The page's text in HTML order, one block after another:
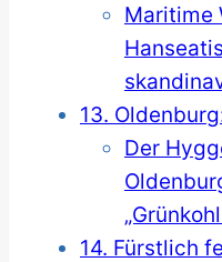
Maritime
13.
Der
14. Fürstlich